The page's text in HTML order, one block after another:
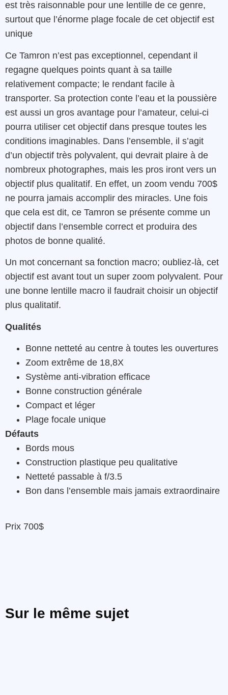
est très raisonnable pour une lentille de ce genre,
surtout que l’énorme plage focale de cet objectif est
unique
Ce Tamron n’est pas exceptionnel, cependant il
regagne quelques points quant à sa taille
relativement compacte; le rendant facile à
transporter. Sa protection conte l’eau et la poussière
est aussi un gros avantage pour l’amateur, celui-ci
pourra utiliser cet objectif dans presque toutes les
conditions imaginables. Dans l’ensemble, il s’agit
d’un objectif très polyvalent, qui devrait plaire à de
nombreux photographes, mais les pros iront vers un
objectif plus qualitatif. En effet, un zoom vendu 700$
ne pourra jamais accomplir des miracles. Une fois
que cela est dit, ce Tamron se présente comme un
objectif dans l’ensemble correct et produira des
photos de bonne qualité.
Un mot concernant sa fonction macro; oubliez-là, cet
objectif est avant tout un super zoom polyvalent. Pour
une bonne lentille macro il faudrait choisir un objectif
plus qualitatif.
Qualités
Bonne netteté au centre à toutes les ouvertures
Zoom extrême de 18,8X
Système anti-vibration efficace
Bonne construction générale
Compact et léger
Plage focale unique
Défauts
Bords mous
Construction plastique peu qualitative
Netteté passable à f/3.5
Bon dans l’ensemble mais jamais extraordinaire
Prix 700$
Sur le même sujet